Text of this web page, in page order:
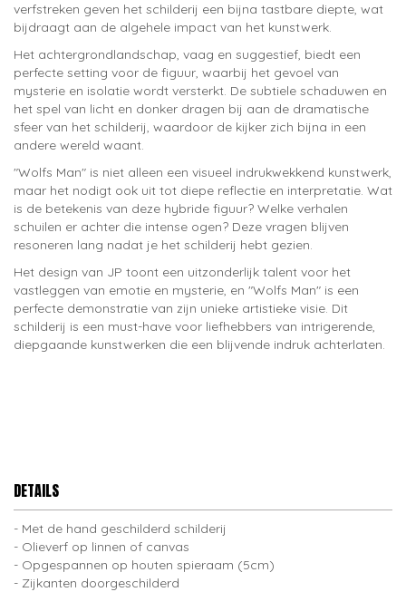
verfstreken geven het schilderij een bijna tastbare diepte, wat
bijdraagt aan de algehele impact van het kunstwerk.
Het achtergrondlandschap, vaag en suggestief, biedt een
perfecte setting voor de figuur, waarbij het gevoel van
mysterie en isolatie wordt versterkt. De subtiele schaduwen en
het spel van licht en donker dragen bij aan de dramatische
sfeer van het schilderij, waardoor de kijker zich bijna in een
andere wereld waant.
"Wolfs Man" is niet alleen een visueel indrukwekkend kunstwerk,
maar het nodigt ook uit tot diepe reflectie en interpretatie. Wat
is de betekenis van deze hybride figuur? Welke verhalen
schuilen er achter die intense ogen? Deze vragen blijven
resoneren lang nadat je het schilderij hebt gezien.
Het design van JP toont een uitzonderlijk talent voor het
vastleggen van emotie en mysterie, en "Wolfs Man" is een
perfecte demonstratie van zijn unieke artistieke visie. Dit
schilderij is een must-have voor liefhebbers van intrigerende,
diepgaande kunstwerken die een blijvende indruk achterlaten.
DETAILS
Met de hand geschilderd schilderij
Olieverf op linnen of canvas
Opgespannen op houten spieraam (5cm)
Zijkanten doorgeschilderd